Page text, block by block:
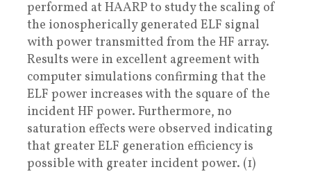
performed at HAARP to study the scaling of
the ionospherically generated ELF signal
with power transmitted from the HF array.
Results were in excellent agreement with
computer simulations confirming that the
ELF power increases with the square of the
incident HF power. Furthermore, no
saturation effects were observed indicating
that greater ELF generation efficiency is
possible with greater incident power. (1)